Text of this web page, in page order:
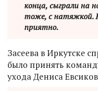
конца, сыграли на
тоже, с натяжкой.
приятно.
Засеева в Иркутске
было принять
ухода Дениса